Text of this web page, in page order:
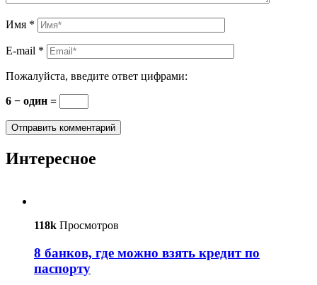
Имя *
E-mail *
Пожалуйста, введите ответ цифрами:
6 − один =
Интересное
118k Просмотров
8 банков, где можно взять кредит по
паспорту